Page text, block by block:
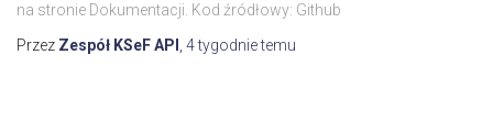
na stronie Dokumentacji. Kod źródłowy: Github
Przez Zespół KSeF API 4 tygodnietemu